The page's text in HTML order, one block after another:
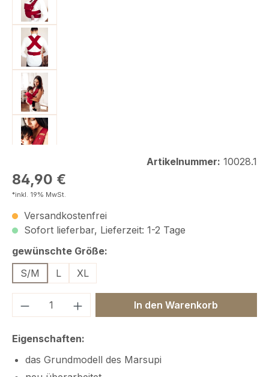
Artikelnummer: 10028.1
Regulärer Preis:
84,90 €
*inkl. 19% MwSt.
Versandkostenfrei
Sofort lieferbar, Lieferzeit: 1-2 Tage
gewünschte Größe:
S/M
L XL
Produkt Anzahl: Gib denIn den Warenkorb
Eigenschaften:
das Grundmodell des Marsupi